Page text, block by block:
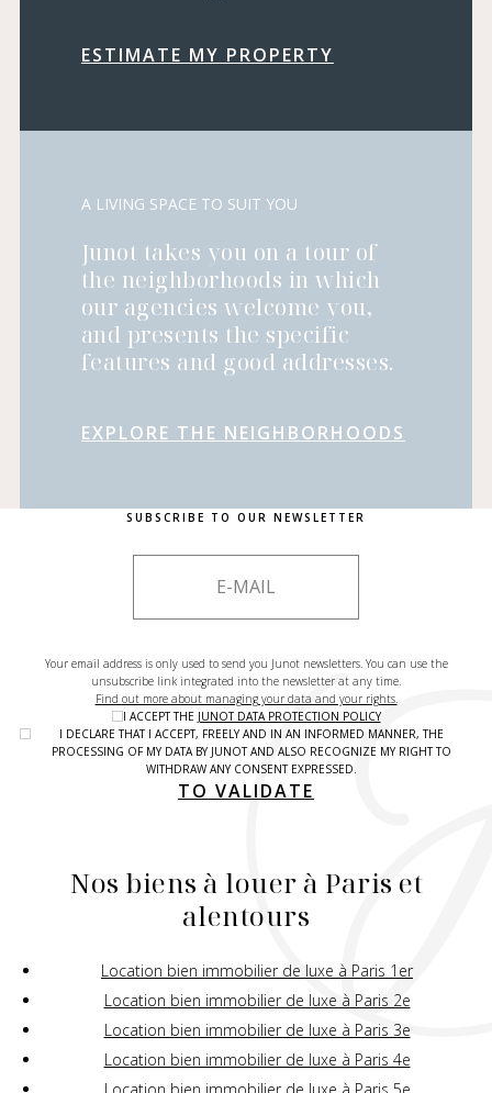
ESTIMATE MY PROPERTY
A LIVING SPACE TO SUIT YOU
Junot takes you on a tour of
the neighborhoods in which
our agencies welcome you,
and presents the specific
features and good addresses.
EXPLORE THE NEIGHBORHOODS
SUBSCRIBE TO OUR NEWSLETTER
Your email address is only used to send you Junot newsletters. You can use the
unsubscribe link integrated into the newsletter at any time.
Find out more about managing your data and your rights.
I ACCEPT THE JUNOT DATA PROTECTION POLICY
I DECLARE THAT I ACCEPT, FREELY AND IN AN INFORMED MANNER, THE
PROCESSING OF MY DATA BY JUNOT AND ALSO RECOGNIZE MY RIGHT TO
WITHDRAW ANY CONSENT EXPRESSED.
TO VALIDATE
Nos biens à louer à Paris et
alentours
Location bien immobilier de luxe à Paris 1er
Location bien immobilier de luxe à Paris 2e
Location bien immobilier de luxe à Paris 3e
Location bien immobilier de luxe à Paris 4e